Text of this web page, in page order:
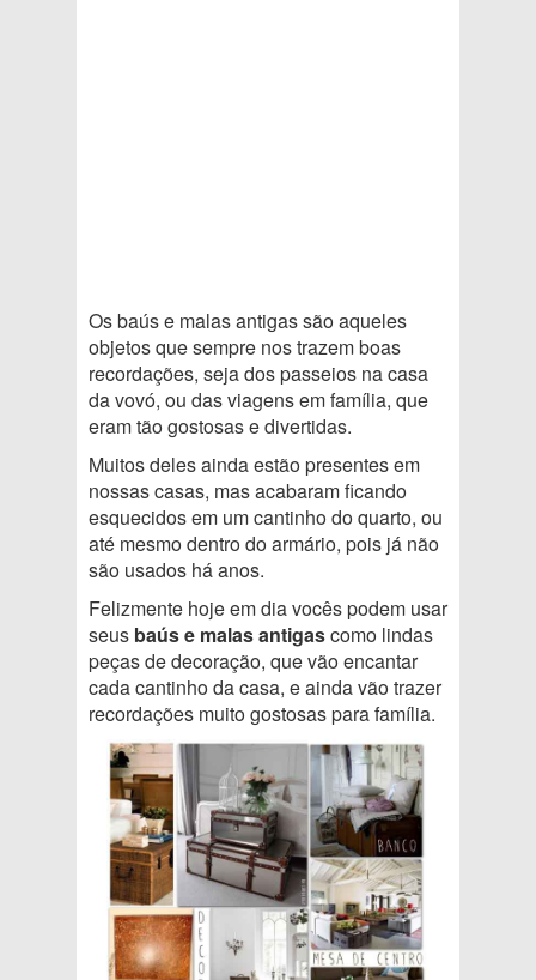
Os baús e malas antigas são aqueles
objetos que sempre nos trazem boas
recordações, seja dos passeios na casa
da vovó, ou das viagens em família, que
eram tão gostosas e divertidas.
Muitos deles ainda estão presentes em
nossas casas, mas acabaram ficando
esquecidos em um cantinho do quarto, ou
até mesmo dentro do armário, pois já não
são usados há anos.
Felizmente hoje em dia vocês podem usar
seus baús e malas antigascomo lindas
peças de decoração, que vão encantar
cada cantinho da casa, e ainda vão trazer
recordações muito gostosas para família.